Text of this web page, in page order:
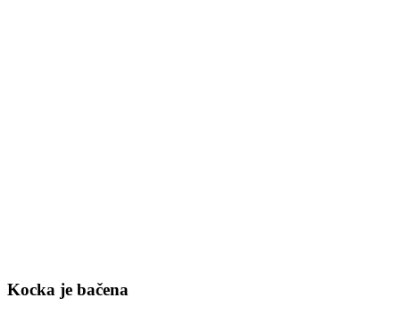
Kocka je bačena